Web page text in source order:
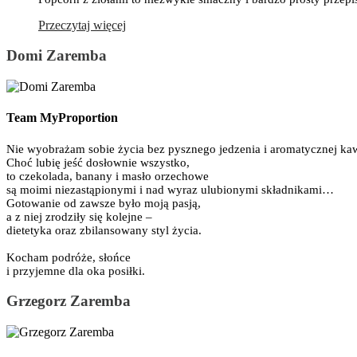
Przeczytaj więcej
Domi Zaremba
Team MyProportion
Nie wyobrażam sobie życia bez pysznego jedzenia i aromatycznej
Choć lubię jeść dosłownie wszystko,
to czekolada, banany i masło orzechowe
są moimi niezastąpionymi i nad wyraz ulubionymi składnikami…
Gotowanie od zawsze było moją pasją,
a z niej zrodziły się kolejne –
dietetyka oraz zbilansowany styl życia.
Kocham podróże, słońce
i przyjemne dla oka posiłki.
Grzegorz Zaremba